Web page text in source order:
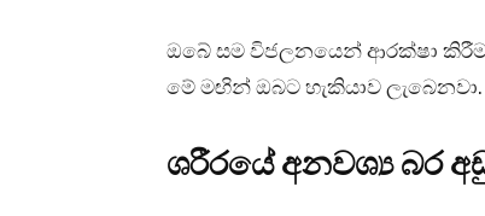
ඔබේ සම විජලනයෙන් ආරක්ෂා
මේ මඟින් ඔබට හැකියාව ලැබෙනවා.
ශරීරයේ අනවශ්‍ය බර